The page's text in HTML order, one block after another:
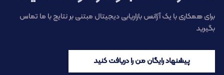
برای همکاری با یک آژانس بازاریابی دیجیتال مبتنی بر نتایج با ما تماس
بگیرید
پیشنهاد رایگان من را دریافت کنید